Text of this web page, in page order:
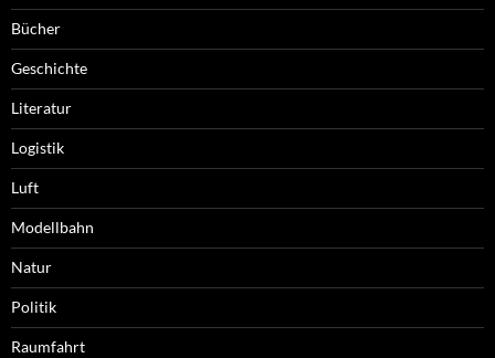
Bücher
Geschichte
Literatur
Logistik
Luft
Modellbahn
Natur
Politik
Raumfahrt